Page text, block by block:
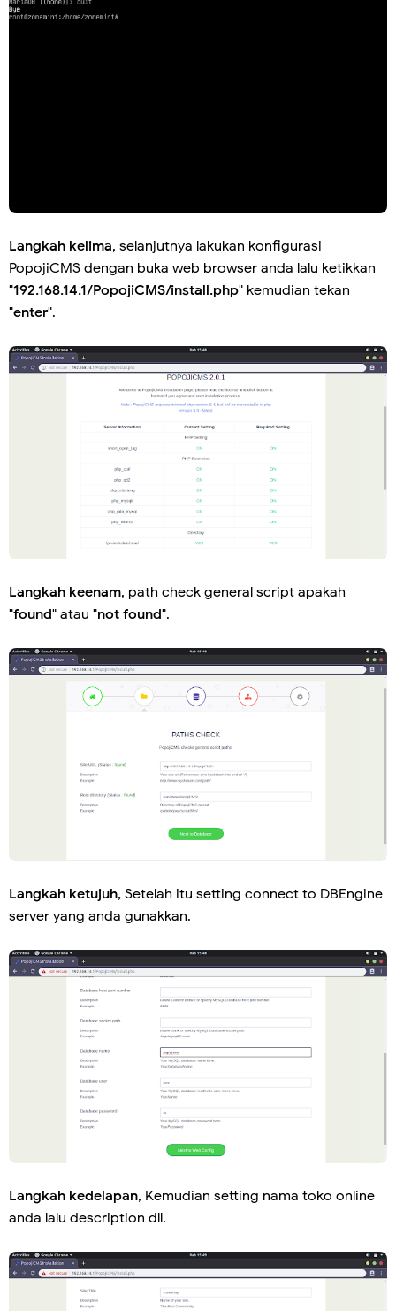
Langkah kelima, selanjutnya lakukan konfigurasi
PopojiCMS dengan buka web browser anda lalu ketikkan
"192.168.14.1/PopojiCMS/install.php" kemudian tekan
"enter".
Langkah keenam, path check general script apakah
"found" atau "not found".
Langkah ketujuh, Setelah itu setting connect to DBEngine
server yang anda gunakkan.
Langkah kedelapan, Kemudian setting nama toko online
anda lalu description dll.